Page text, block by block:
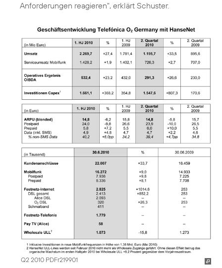
Anforderungen reagieren", erklärt Schuster.
Q2 2010 PDFr219901